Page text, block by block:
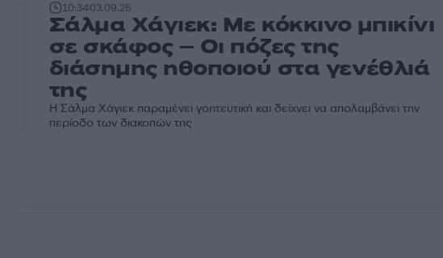
10:3403.09.25
Σάλμα Χάγιεκ: Με κόκκινο μπικίνι
σε σκάφος – Οι πόζες της
διάσημης ηθοποιού στα γενέθλιά
της
Η Σάλμα Χάγιεκ παραμένει γοητευτική και δείχνει να απολαμβάνει την
περίοδο των διακοπών της